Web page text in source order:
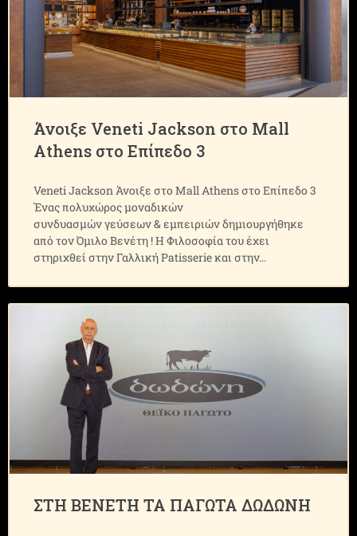
Άνοιξε Veneti Jackson στο Mall
Αthens στο Επίπεδο 3
Veneti Jackson Άνοιξε στο Mall Αthens στο Επίπεδο 3
Ένας πολυχώρος μοναδικών
συνδυασμών γεύσεων & εμπειριών δημιουργήθηκε
από τον Όμιλο Βενέτη ! Η Φιλοσοφία του έχει
στηριχθεί στην Γαλλική Patisserie και στην
ΣΤΗ ΒΕΝΕΤΗ ΤΑ ΠΑΓΩΤΑ ΔΩΔΩΝΗ